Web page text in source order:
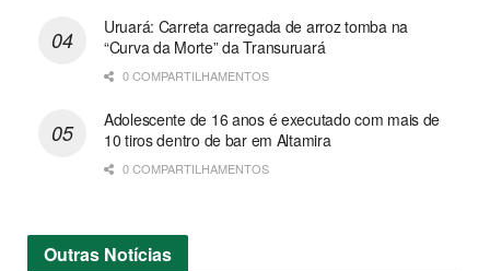
Uruará: Carreta carregada de arroz tomba na
“Curva da Morte” da Transuruará
0 COMPARTILHAMENTOS
Adolescente de 16 anos é executado com mais de
10 tiros dentro de bar em Altamira
0 COMPARTILHAMENTOS
Outras Notícias